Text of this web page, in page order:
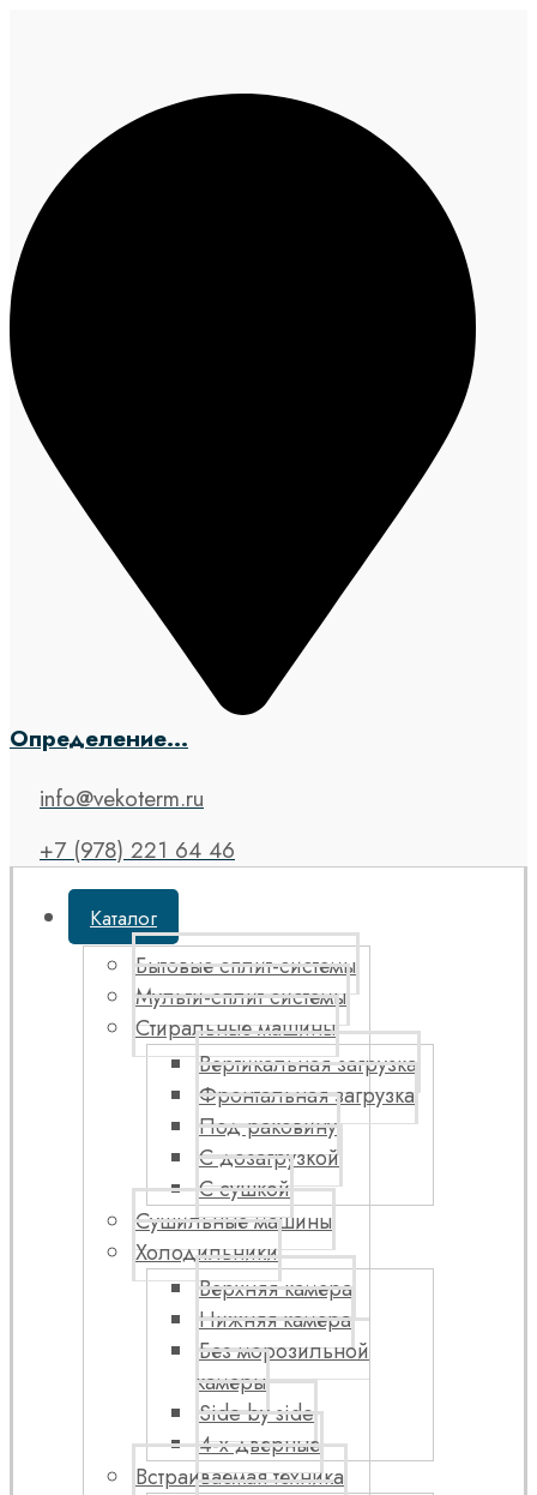
Определение...
info@vekoterm.ru
+7 (978) 221 64 46
Каталог
Бытовые сплит-системы
Мульти-сплит системы
Стиральные машины
Вертикальная загрузка
Фронтальная загрузка
Под раковину
С дозагрузкой
С сушкой
Сушильные машины
Холодильники
Верхняя камера
Нижняя камера
Без морозильной
камеры
Side by side
4-х дверные
Встраиваемая техника